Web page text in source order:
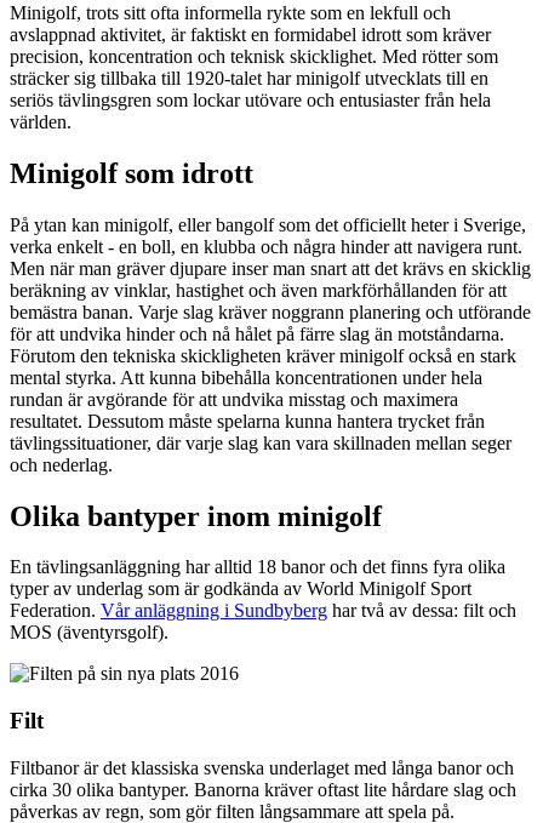
Minigolf, trots sitt ofta informella rykte som en lekfull och
avslappnad aktivitet, är faktiskt en formidabel idrott som kräver
precision, koncentration och teknisk skicklighet. Med rötter som
sträcker sig tillbaka till 1920-talet har minigolf utvecklats till en
seriös tävlingsgren som lockar utövare och entusiaster från hela
världen.
Minigolf som idrott
På ytan kan minigolf, eller bangolf som det officiellt heter i Sverige,
verka enkelt - en boll, en klubba och några hinder att navigera runt.
Men när man gräver djupare inser man snart att det krävs en skicklig
beräkning av vinklar, hastighet och även markförhållanden för att
bemästra banan. Varje slag kräver noggrann planering och utförande
för att undvika hinder och nå hålet på färre slag än motståndarna.
Förutom den tekniska skickligheten kräver minigolf också en stark
mental styrka. Att kunna bibehålla koncentrationen under hela
rundan är avgörande för att undvika misstag och maximera
resultatet. Dessutom måste spelarna kunna hantera trycket från
tävlingssituationer, där varje slag kan vara skillnaden mellan seger
och nederlag.
Olika bantyper inom minigolf
En tävlingsanläggning har alltid 18 banor och det finns fyra olika
typer av underlag som är godkända av World Minigolf Sport
Federation. Vår anläggning i Sundbyberg har två av dessa: filt och
MOS (äventyrsgolf).
Filt
Filtbanor är det klassiska svenska underlaget med långa banor och
cirka 30 olika bantyper. Banorna kräver oftast lite hårdare slag och
påverkas av regn, som gör filten långsammare att spela på.